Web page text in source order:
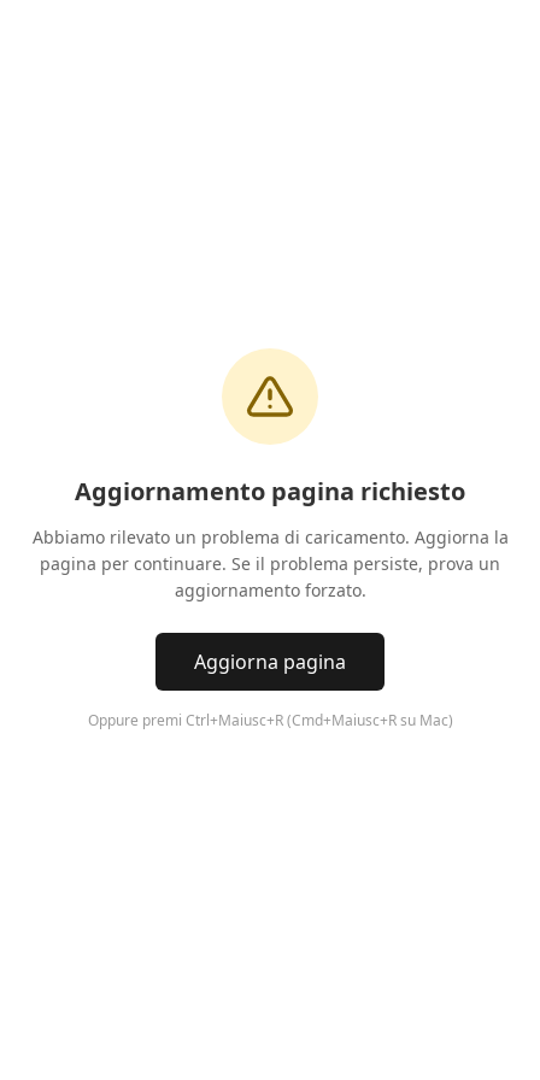
Aggiornamento pagina richiesto
Abbiamo rilevato un problema di caricamento. Aggiorna la
pagina per continuare. Se il problema persiste, prova un
aggiornamento forzato.
Aggiorna pagina
Oppure premi Ctrl+Maiusc+R (Cmd+Maiusc+R su Mac)